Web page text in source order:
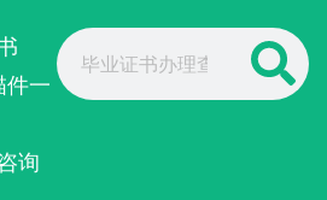
件一
询
Search